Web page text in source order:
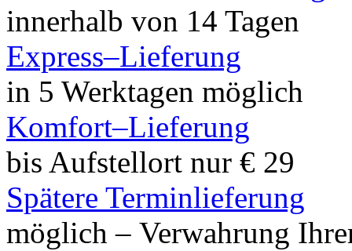
innerhalb von 14 Tagen
Express–Lieferung
in 5 Werktagen möglich
Komfort–Lieferung
bis Aufstellort nur € 29
Spätere Terminlieferung
möglich – Verwahrung